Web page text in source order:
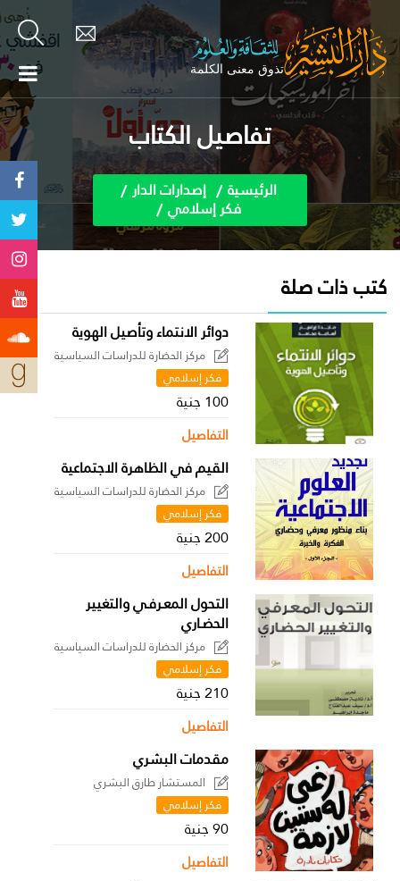
تفاصيل الكتاب
الرئيسية إصدارات الدار
فكر إسلامي
كتب ذات صلة
دوائر الانتماء وتأصيل الهوية
مركز الحضارة للدراسات السياسية
فكر إسلامي
100 جنية
التفاصيل
القيم في الظاهرة الاجتماعية
مركز الحضارة للدراسات السياسية
فكر إسلامي
200 جنية
التفاصيل
التحول المعـرفـي والتغيير
الحضـاري
مركز الحضارة للدراسات السياسية
فكر إسلامي
210 جنية
التفاصيل
مقدمات البشري
المستشار طارق البشري
فكر إسلامي
90 جنية
التفاصيل